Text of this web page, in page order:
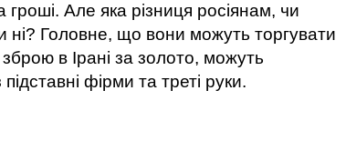
гроші. Але яка різниця росіянам, чи
ні? Головне, що вони можуть торгувати
в Ірані за золото, можуть
фірми та треті руки.